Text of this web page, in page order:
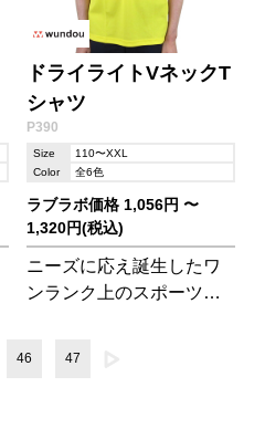
ドライライトVネックT
シャツ
P390
Size
110〜XXL
Color
全6色
ラブラボ価格 1,056円 〜
1,320円(税込)
ニーズに応え誕生したワ
ンランク上のスポーツス
46 47